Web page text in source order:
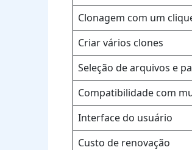
Clonagem com um
Criar vários clones
Seleção de arquivos e
Compatibilidade com
Interface do usuário
Custo de renovação